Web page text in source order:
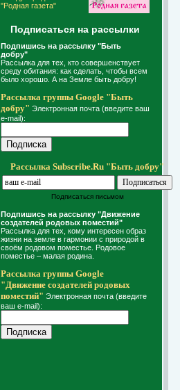
"Родная газета"
Подписаться на рассылки
Подпишись на рассылку "Быть
добру"
Рассылка для тех, кто совершенствует
среду обитания: как сделать, чтобы всем
было хорошо. А на Земле быть добру!
Рассылка группы Google "Быть
добру" Электронная почта (введите ваш
e-mail):
Рассылка Subscribe.Ru "Быть добру"
Подписаться письмом
Подпишись на рассылку "Движение
создателей родовых поместий"
Рассылка для тех, кому интересен образ
жизни на земле в гармонии с природой в
своём родовом поместье. Родовое
поместье – малая родина.
Рассылка группы Google
"Движение создателей родовых
поместий" Электронная почта (введите
ваш e-mail):